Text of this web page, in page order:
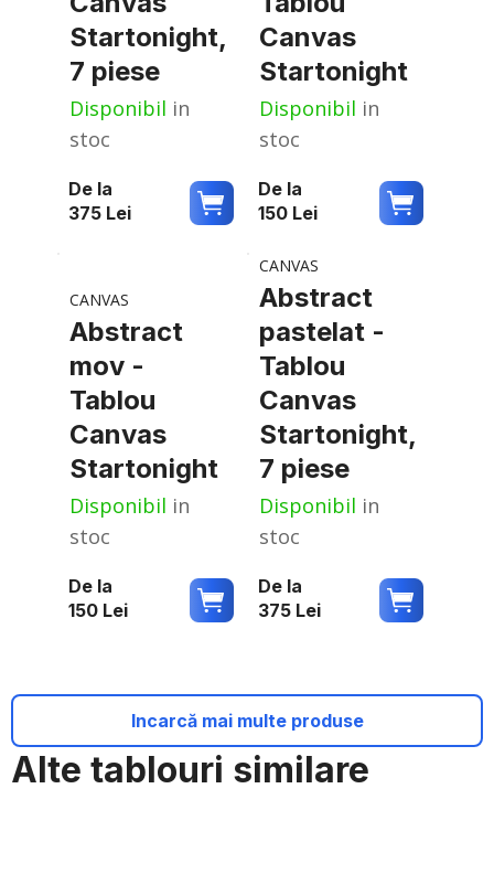
Alte tablouri similare
Startonight,
7 piese
Disponibil in
stoc
De la
375 Lei
Canvas
Startonight
Disponibil in
stoc
De la
150 Lei
CANVAS
Abstract
mov -
Tablou
Canvas
Startonight
Disponibil in
stoc
De la
150 Lei
CANVAS
Abstract
pastelat -
Tablou
Canvas
Startonight,
7 piese
Disponibil in
stoc
De la
375 Lei
Incarcă mai multe produse